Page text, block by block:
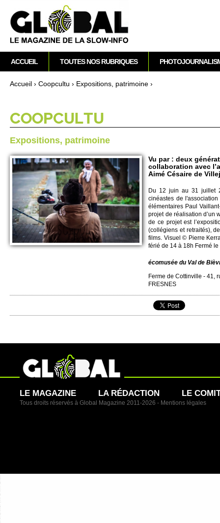
Accueil › Co­opcultu › Expo­si­ti­ons, patri­moine ›
CO­OPCULTU
Expo­si­ti­ons, patri­moine
Vu par : deux
collaboration avec
Aimé Césaire de
Du 12 juin au 31 jui­llet
cinéastes de
élémentaires Paul
pro­jet de réalisation d’un
de ce pro­jet est
(collégiens et re­traités),
films. Vi­suel © Pi­erre
férié de 14 à 18h Fermé
écomusée du Val de
Ferme de Cottinvi­lle - 41,
FRE­SNES
M
e
n
r
i
n
i
p
a
ACCUEIL TOUTES NOS RUBRIQUES
LE MAGAZINE LA RÉDACTION LE
Tous droits réservés à Global Magazine 2011-2026 - Mentions légales